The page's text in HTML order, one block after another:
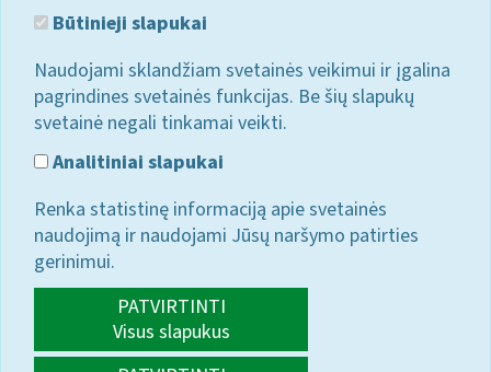
Būtinieji slapukai
Naudojami sklandžiam svetainės veikimui ir įgalina
pagrindines svetainės funkcijas. Be šių slapukų
svetainė negali tinkamai veikti.
Analitiniai slapukai
Renka statistinę informaciją apie svetainės
naudojimą ir naudojami Jūsų naršymo patirties
gerinimui.
PATVIRTINTI
Visus slapukus